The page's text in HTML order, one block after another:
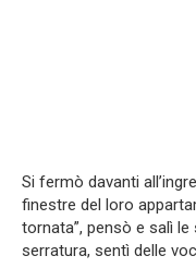
Si fermò davanti
finestre del loro
tornata”, pensò e salì
serratura, sentì delle